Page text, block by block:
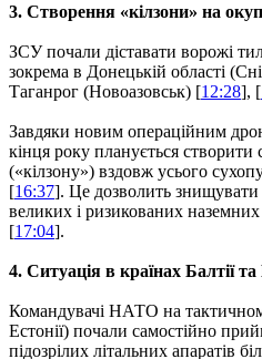
3. Створення «кілзони» на
ЗСУ почали діставати ворожі
зокрема в Донецькій області
Таганрог (Новоазовськ) [12:28], [
Завдяки новим операційним
кінця року планується
(«кілзону») вздовж усього
[16:37]. Це дозволить знищувати
великих і ризикованих
[17:04].
4. Ситуація в країнах Балтії
Командувачі НАТО на
Естонії) почали самостійно
підозрілих літальних апаратів